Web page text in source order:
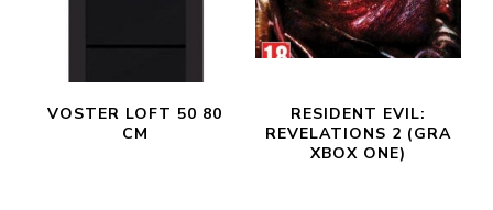
VOSTER LOFT 50 80
CM
RESIDENT EVIL:
REVELATIONS 2 (GRA
XBOX ONE)